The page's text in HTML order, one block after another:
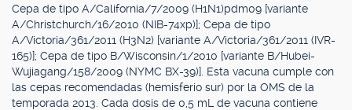
Cepa de tipo A/California/7/2009 (H1N1)pdm09 [variante
A/Christchurch/16/2010 (NIB-74xp)]; Cepa de tipo
A/Victoria/361/2011 (H3N2) [variante A/Victoria/361/2011 (IVR-
165)]; Cepa de tipo B/Wisconsin/1/2010 [variante B/Hubei-
Wujiagang/158/2009 (NYMC BX-39)]. Esta vacuna cumple con
las cepas recomendadas (hemisferio sur) por la OMS de la
temporada 2013. Cada dosis de 0,5 mL de vacuna contiene